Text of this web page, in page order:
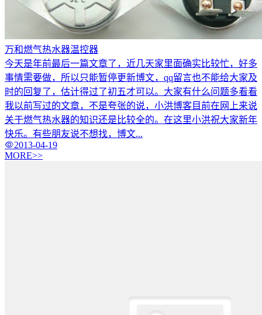
万和燃气热水器温控器
今天是年前最后一篇文章了，近几天家里面确实比较忙，好多
事情需要做，所以只能暂停更新博文，qq留言也不能给大家及
时的回复了，估计得过了初五才可以。大家有什么问题多看看
我以前写过的文章，不是夸张的说，小洪博客目前在网上来说
关于燃气热水器的知识还是比较全的。在这里小洪祝大家新年
快乐。有些朋友说不想找，博文...
2013-04-19
MORE>>